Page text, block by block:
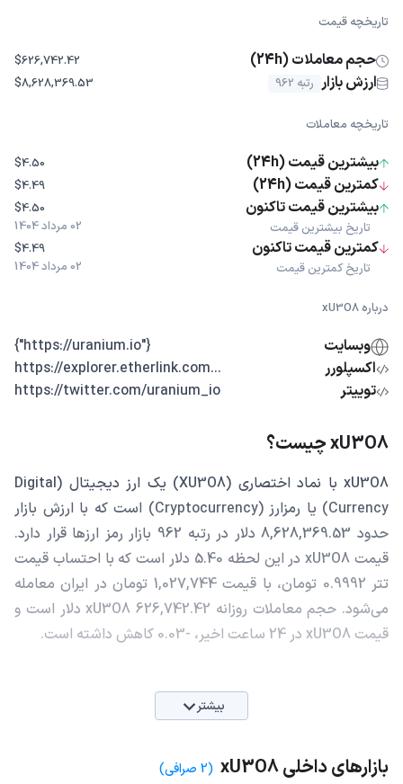
تاریخچه قیمت
حجم معاملات (24h) $626,742.42
ارزش بازار رتبه 962 $8,628,369.53
تاریخچه معاملات
بیشترین قیمت (24h) $4.50
کمترین قیمت (24h) $4.49
بیشترین قیمت تاکنون
تاریخ بیشترین قیمت
$4.50
02 مرداد 1404
کمترین قیمت تاکنون
تاریخ کمترین قیمت
$4.49
02 مرداد 1404
درباره xU3O8
وبسایت
{"https://uranium.io"}
اکسپلورر
...https://explorer.etherlink.com
توییتر
https://twitter.com/uranium_io
xU3O8 چیست؟
xU3O8 با نماد اختصاری (XU3O8) یک ارز دیجیتال (Digital
Currency) یا رمزارز (Cryptocurrency) است که با ارزش بازار
حدود 8,628,369.53 دلار در رتبه 962 بازار رمز ارزها قرار دارد.
قیمت xU3O8 در این لحظه 5.40 دلار است که با احتساب قیمت
تتر 0.9992 تومان، با قیمت 1,027,744 تومان در ایران معامله
می‌شود. حجم معاملات روزانه xU3O8 626,742.42 دلار است و
قیمت xU3O8 در 24 ساعت اخیر، -0.03 کاهش داشته است.
بیشتر
بازارهای داخلی xU3O8 (2 صرافی)